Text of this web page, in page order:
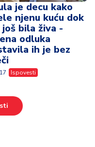
je decu kako
njenu kuću dok
još bila živa -
odluka
ih je bez
Ispovesti